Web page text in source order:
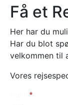
Få et
Her har du
Har du blot
velkommen til
Vores
Booking
*